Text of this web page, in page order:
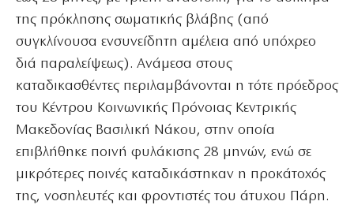
της πρόκλησης σωματικής βλάβης (από
συγκλίνουσα ενσυνείδητη αμέλεια από υπόχρεο
διά παραλείψεως). Ανάμεσα στους
καταδικασθέντες περιλαμβάνονται η τότε πρόεδρος
του Κέντρου Κοινωνικής Πρόνοιας Κεντρικής
Μακεδονίας Βασιλική Νάκου, στην οποία
επιβλήθηκε ποινή φυλάκισης 28 μηνών, ενώ σε
μικρότερες ποινές καταδικάστηκαν η προκάτοχός
της, νοσηλευτές και φροντιστές του άτυχου Πάρη.